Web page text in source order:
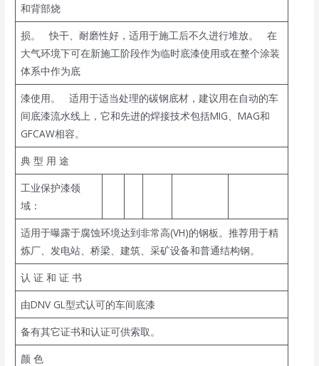
和背部烧
损。 快干、耐磨性好，适用于施工后不久进行堆放。 在
大气环境下可在新施工阶段作为临时底漆使用或在整个涂装
体系中作为底
漆使用。 适用于适当处理的碳钢底材，建议用在自动的车
间底漆流水线上，它和先进的焊接技术包括MIG、MAG和
GFCAW相容。
典 型 用 途
工业保护漆领
域：
适用于曝露于腐蚀环境达到非常高(VH)的钢板。推荐用于精
炼厂、发电站、桥梁、建筑、采矿设备和普通结构钢。
认 证 和 证 书
由DNV GL型式认可的车间底漆
备有其它证书和认证可供索取。
颜 色